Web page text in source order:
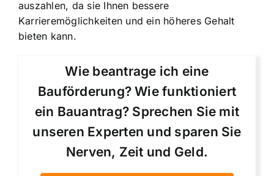
auszahlen, da sie Ihnen bessere
Karrieremöglichkeiten und ein höheres Gehalt
bieten kann.
Wie beantrage ich eine
Bauförderung? Wie funktioniert
ein Bauantrag? Sprechen Sie mit
unseren Experten und sparen Sie
Nerven, Zeit und Geld.